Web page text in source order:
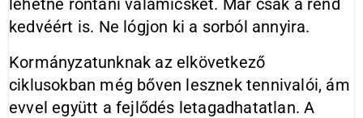
lehetne rontani valamicskét. Már csak a rend
kedvéért is. Ne lógjon ki a sorból annyira.
Kormányzatunknak az elkövetkező
ciklusokban még bőven lesznek tennivalói, ám
evvel együtt a fejlődés letagadhatatlan. A